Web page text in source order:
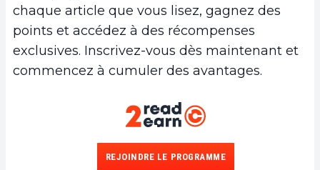
chaque article que vous lisez, gagnez des
points et accédez à des récompenses
exclusives. Inscrivez-vous dès maintenant et
commencez à cumuler des avantages.
REJOINDRE LE PROGRAMME